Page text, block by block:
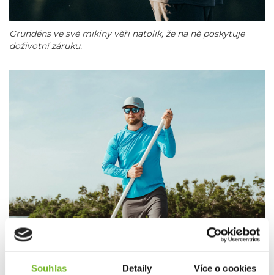
Souhlas Detaily Více o cookies
Grundéns ve své mikiny věři natolik, že na ně poskytuje
doživotní záruku.